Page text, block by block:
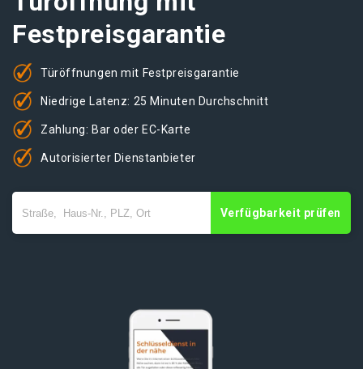
Festpreisgarantie
Türöffnungen mit Festpreisgarantie
Niedrige Latenz: 25 Minuten Durchschnitt
Zahlung: Bar oder EC-Karte
Autorisierter Dienstanbieter
Verfügbarkeit prüfen